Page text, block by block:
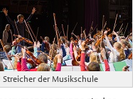
Streicher der Musikschule